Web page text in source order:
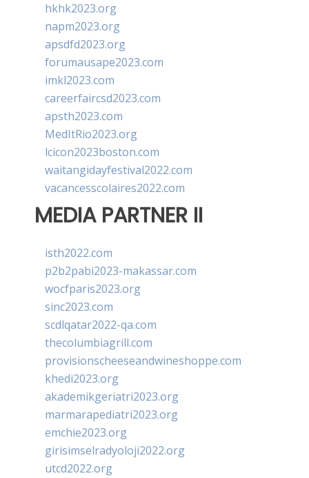
hkhk2023.org
napm2023.org
apsdfd2023.org
forumausape2023.com
imkl2023.com
careerfaircsd2023.com
apsth2023.com
MedItRio2023.org
lcicon2023boston.com
waitangidayfestival2022.com
vacancesscolaires2022.com
MEDIA PARTNER II
isth2022.com
p2b2pabi2023-makassar.com
wocfparis2023.org
sinc2023.com
scdlqatar2022-qa.com
thecolumbiagrill.com
provisionscheeseandwineshoppe.com
khedi2023.org
akademikgeriatri2023.org
marmarapediatri2023.org
emchie2023.org
girisimselradyoloji2022.org
utcd2022.org